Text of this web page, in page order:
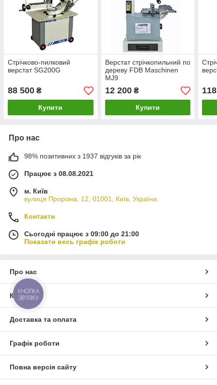
Стрічково-пилковий
верстат SG200G
88 500 ₴
Купити
Верстат стрічкопильний по
дереву FDB Maschinen
MJ9
12 200₴
Купити
Про нас
98% позитивних з 1937 відгуків за рік
Працює з 08.08.2021
м. Київ
вулиця Прорізна, 12, 01001, Київ, Україна
Контакти
Сьогодні працює з 09:00 до 21:00
Показати весь графік роботи
Про нас
Контакти
Доставка та оплата
Графік роботи
Повна версія сайту
КНОПКА
ЗВ'ЯЗКУ